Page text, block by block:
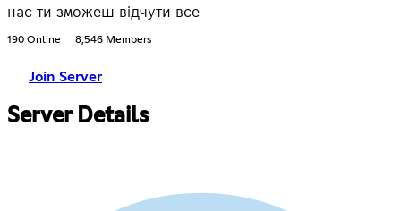
нас ти зможеш відчути все
190 Online 8,546 Members
Join Server
Server Details